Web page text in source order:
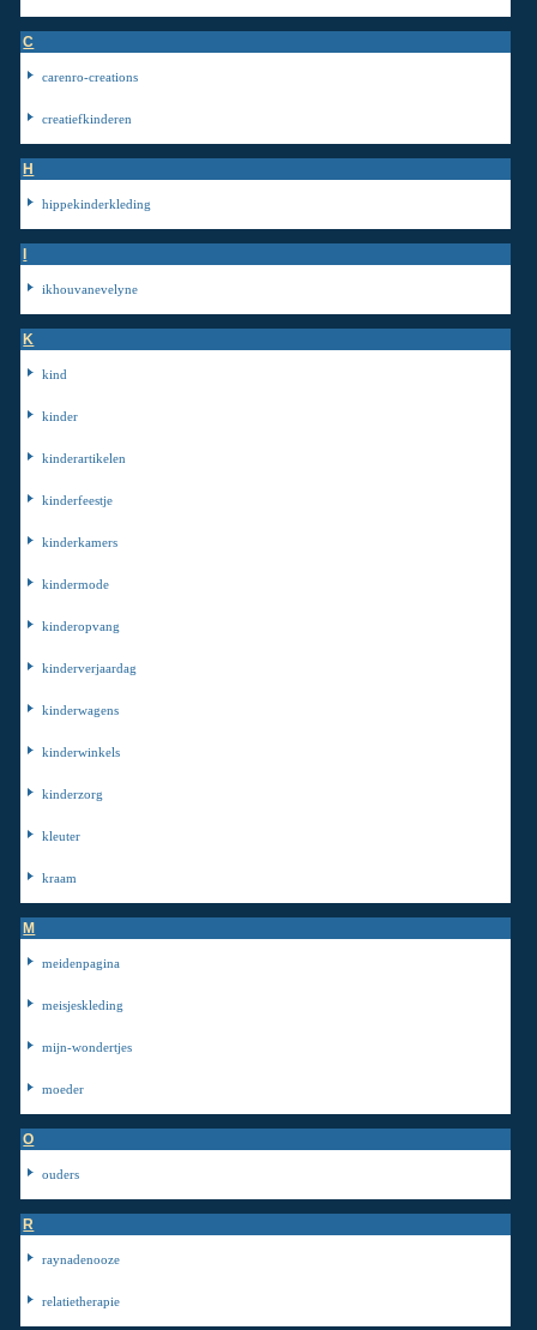
C
carenro-creations
creatiefkinderen
H
hippekinderkleding
I
ikhouvanevelyne
K
kind
kinder
kinderartikelen
kinderfeestje
kinderkamers
kindermode
kinderopvang
kinderverjaardag
kinderwagens
kinderwinkels
kinderzorg
kleuter
kraam
M
meidenpagina
meisjeskleding
mijn-wondertjes
moeder
O
ouders
R
raynadenooze
relatietherapie